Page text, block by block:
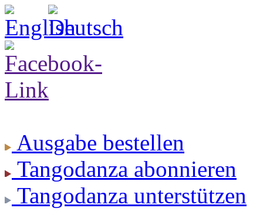
Ausgabe bestellen
Tangodanza abonnieren
Tangodanza unterstützen